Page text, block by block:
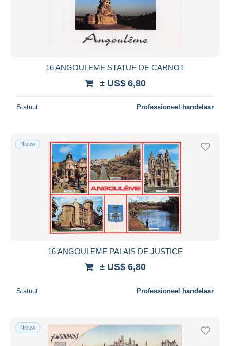
16 ANGOULEME STATUE DE CARNOT
± US$ 6,80
Statuut Professioneel handelaar
Nieuw
16 ANGOULEME PALAIS DE JUSTICE
± US$ 6,80
Statuut Professioneel handelaar
Nieuw